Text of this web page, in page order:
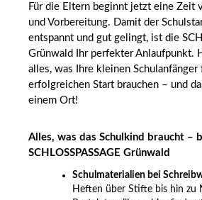
Für die Eltern beginnt jetzt eine Zeit
und Vorbereitung. Damit der
entspannt und gut gelingt, ist die
Grünwald Ihr perfekter Anlaufpunkt.
alles, was Ihre kleinen Schulanfänger
erfolgreichen Start brauchen – und
einem Ort!
Alles, was das Schulkind braucht –
SCHLOSSPASSAGE Grünwald
Schulmaterialien bei
Heften über Stifte bis hin zu